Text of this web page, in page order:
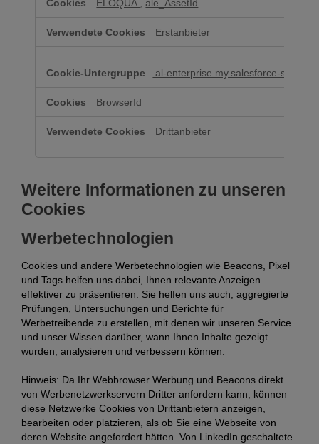
ELOQUA ,ale_AssetId
Erstanbieter
al-enterprise.my.salesforce-
BrowserId
Drittanbieter
Weitere Informationen zu unseren
Cookies
Werbetechnologien
Cookies und andere Werbetechnologien wie Beacons, Pixel
und Tags helfen uns dabei, Ihnen relevante Anzeigen
effektiver zu präsentieren. Sie helfen uns auch, aggregierte
Prüfungen, Untersuchungen und Berichte für
Werbetreibende zu erstellen, mit denen wir unseren Service
und unser Wissen darüber, wann Ihnen Inhalte gezeigt
wurden, analysieren und verbessern können.
Hinweis: Da Ihr Webbrowser Werbung und Beacons direkt
von Werbenetzwerkservern Dritter anfordern kann, können
diese Netzwerke Cookies von Drittanbietern anzeigen,
bearbeiten oder platzieren, als ob Sie eine Webseite von
deren Website angefordert hätten. Von LinkedIn geschaltete